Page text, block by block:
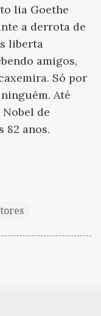
lia Goethe
a derrota de
liberta
amigos,
Só por
Até
Nobel de
82 anos.